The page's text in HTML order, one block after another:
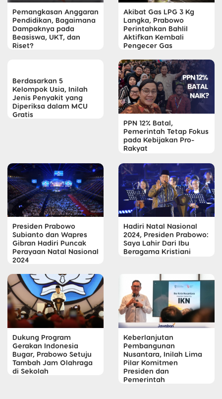
Pemangkasan Anggaran
Pendidikan, Bagaimana
Dampaknya pada
Beasiswa, UKT, dan
Riset?
Akibat Gas LPG 3 Kg
Langka, Prabowo
Perintahkan Bahlil
Aktifkan Kembali
Pengecer Gas
Berdasarkan 5
Kelompok Usia, Inilah
Jenis Penyakit yang
Diperiksa dalam MCU
Gratis
PPN 12% Batal,
Pemerintah Tetap Fokus
pada Kebijakan Pro-
Rakyat
Presiden Prabowo
Subianto dan Wapres
Gibran Hadiri Puncak
Perayaan Natal Nasional
2024
Hadiri Natal Nasional
2024, Presiden Prabowo:
Saya Lahir Dari Ibu
Beragama Kristiani
Dukung Program
Gerakan Indonesia
Bugar, Prabowo Setuju
Tambah Jam Olahraga
di Sekolah
Keberlanjutan
Pembangunan
Nusantara, Inilah Lima
Pilar Komitmen
Presiden dan
Pemerintah